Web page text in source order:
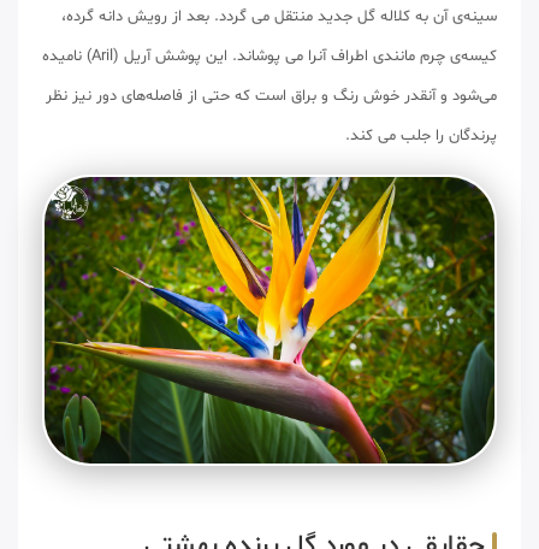
سینه‌ی آن به کلاله گل جدید منتقل می گردد. بعد از رویش دانه گرده،
کیسه‌ی چرم مانندی اطراف آنرا می پوشاند. این پوشش آریل (Aril) نامیده
می‌شود و آنقدر خوش رنگ و براق است که حتی از فاصله‌های دور نیز نظر
پرندگان را جلب می کند.